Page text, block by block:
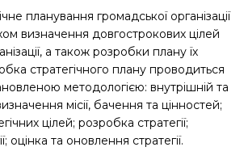
планування громадської організації
визначення довгострокових цілей
а також розробки плану їх
стратегічного плану проводиться
методологією: внутрішній та
місії, бачення та цінностей;
цілей; розробка стратегії;
оцінка та оновлення стратегії.